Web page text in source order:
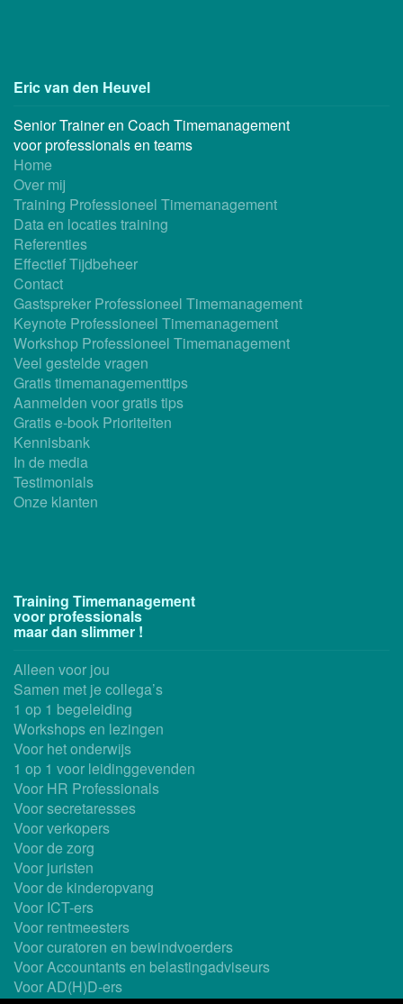
Eric van den Heuvel
Senior Trainer en Coach Timemanagement
voor professionals en teams
Home
Over mij
Training Professioneel Timemanagement
Data en locaties training
Referenties
Effectief Tijdbeheer
Contact
Gastspreker Professioneel Timemanagement
Keynote Professioneel Timemanagement
Workshop Professioneel Timemanagement
Veel gestelde vragen
Gratis timemanagementtips
Aanmelden voor gratis tips
Gratis e-book Prioriteiten
Kennisbank
In de media
Testimonials
Onze klanten
Training Timemanagement
voor professionals
maar dan slimmer !
Alleen voor jou
Samen met je collega’s
1 op 1 begeleiding
Workshops en lezingen
Voor het onderwijs
1 op 1 voor leidinggevenden
Voor HR Professionals
Voor secretaresses
Voor verkopers
Voor de zorg
Voor juristen
Voor de kinderopvang
Voor ICT-ers
Voor rentmeesters
Voor curatoren en bewindvoerders
Voor Accountants en belastingadviseurs
Voor AD(H)D-ers